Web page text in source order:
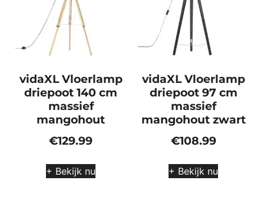
vidaXL Vloerlamp
driepoot 140 cm
massief
mangohout
€129.99
+ Bekijk nu
vidaXL Vloerlamp
driepoot 97 cm
massief
mangohout zwart
€108.99
+ Bekijk nu